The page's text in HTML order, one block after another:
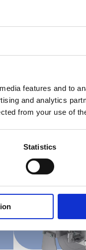
features and to
and analytics
from your use of
Statistics
ER32